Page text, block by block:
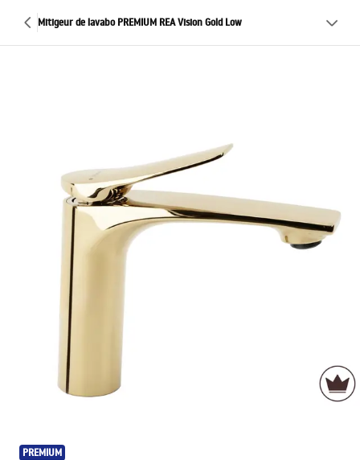
Mitigeur de lavabo PREMIUM REA Vision Gold Low
PREMIUM